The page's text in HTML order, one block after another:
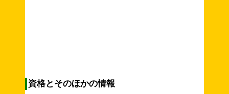
資格とそのほかの情報